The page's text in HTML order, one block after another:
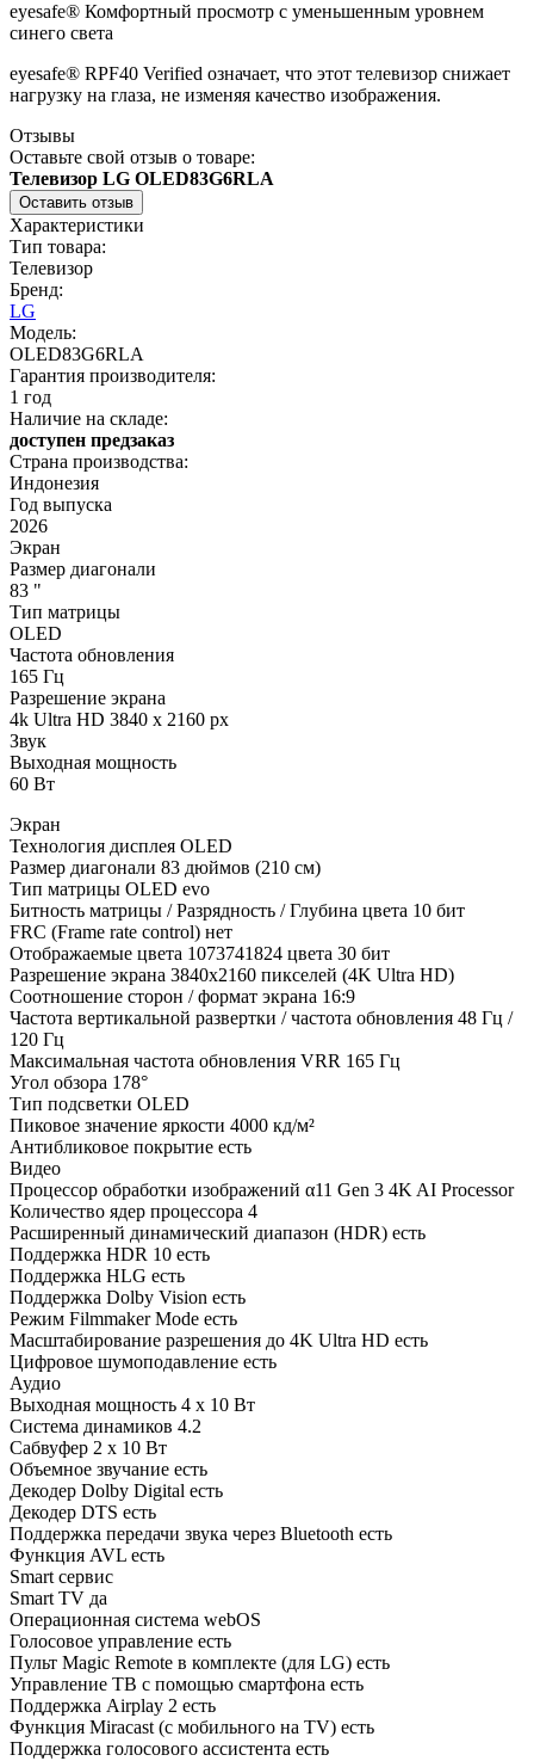
eyesafe® Комфортный просмотр с уменьшенным уровнем
синего света
eyesafe® RPF40 Verified означает, что этот телевизор снижает
нагрузку на глаза, не изменяя качество изображения.
Отзывы
Оставьте свой отзыв о товаре:
Телевизор LG OLED83G6RLA
Оставить отзыв
Характеристики
Тип товара:
Телевизор
Бренд:
LG
Модель:
OLED83G6RLA
Гарантия производителя:
1 год
Наличие на складе:
доступен предзаказ
Страна производства:
Индонезия
Год выпуска
2026
Экран
Размер диагонали
83 "
Тип матрицы
OLED
Частота обновления
165 Гц
Разрешение экрана
4k Ultra HD 3840 x 2160 px
Звук
Выходная мощность
60 Вт
Экран
Технология дисплея OLED
Размер диагонали 83 дюймов (210 см)
Тип матрицы OLED evo
Битность матрицы / Разрядность / Глубина цвета 10 бит
FRC (Frame rate control) нет
Отображаемые цвета 1073741824 цвета 30 бит
Разрешение экрана 3840x2160 пикселей (4K Ultra HD)
Соотношение сторон / формат экрана 16:9
Частота вертикальной развертки / частота обновления 48 Гц /
120 Гц
Максимальная частота обновления VRR 165 Гц
Угол обзора 178°
Тип подсветки OLED
Пиковое значение яркости 4000 кд/м²
Антибликовое покрытие есть
Видео
Процессор обработки изображений α11 Gen 3 4K AI Processor
Количество ядер процессора 4
Расширенный динамический диапазон (HDR) есть
Поддержка HDR 10 есть
Поддержка HLG есть
Поддержка Dolby Vision есть
Режим Filmmaker Mode есть
Масштабирование разрешения до 4K Ultra HD есть
Цифровое шумоподавление есть
Аудио
Выходная мощность 4 x 10 Вт
Система динамиков 4.2
Сабвуфер 2 x 10 Вт
Объемное звучание есть
Декодер Dolby Digital есть
Декодер DTS есть
Поддержка передачи звука через Bluetooth есть
Функция AVL есть
Smart сервис
Smart TV да
Операционная система webOS
Голосовое управление есть
Пульт Magic Remote в комплекте (для LG) есть
Управление ТВ с помощью смартфона есть
Поддержка Airplay 2 есть
Функция Miracast (с мобильного на TV) есть
Поддержка голосового ассистента есть